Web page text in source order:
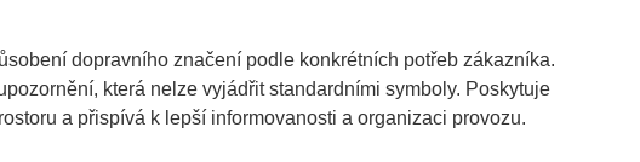
dopravního značení podle konkrétních potřeb zákazníka.
která nelze vyjádřit standardními symboly. Poskytuje
a přispívá k lepší informovanosti a organizaci provozu.